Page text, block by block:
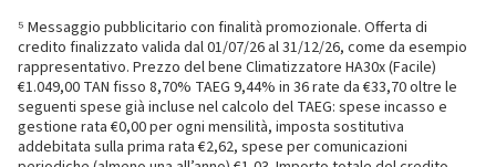
⁵ Messaggio pubblicitario con finalità promozionale. Offerta di
credito finalizzato valida dal 01/07/26 al 31/12/26, come da esempio
rappresentativo. Prezzo del bene Climatizzatore HA30x (Facile)
€1.049,00 TAN fisso 8,70% TAEG 9,44% in 36 rate da €33,70 oltre le
seguenti spese già incluse nel calcolo del TAEG: spese incasso e
gestione rata €0,00 per ogni mensilità, imposta sostitutiva
addebitata sulla prima rata €2,62, spese per comunicazioni